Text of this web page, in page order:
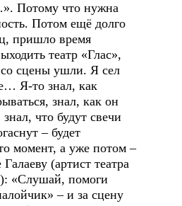
Потому что нужна
Потом ещё долго
пришло время
театр «Глас»,
со сцены ушли. Я сел
Я-то знал, как
знал, как он
знал, что будут свечи
– будет
момент, а уже потом –
(артист театра
«Слушай, помоги
– и за сцену